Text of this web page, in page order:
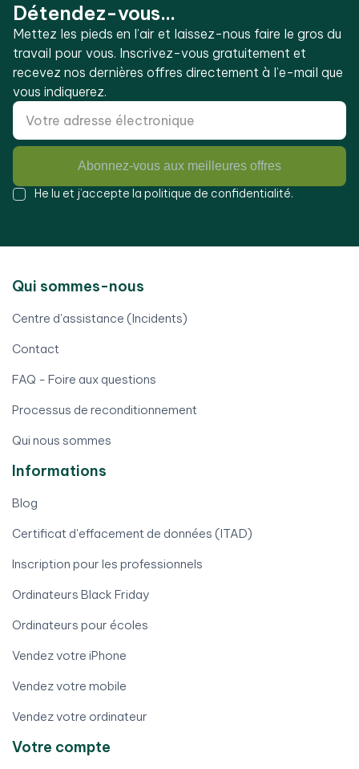
Détendez-vous...
Mettez les pieds en l’air et laissez-nous faire le gros du
travail pour vous. Inscrivez-vous gratuitement et
recevez nos dernières offres directement à l’e-mail que
vous indiquerez.
Abonnez-vous aux meilleures offres
He lu et j’accepte la politique de confidentialité.
Qui sommes-nous
Centre d'assistance (Incidents)
Contact
FAQ - Foire aux questions
Processus de reconditionnement
Qui nous sommes
Informations
Blog
Certificat d'effacement de données (ITAD)
Inscription pour les professionnels
Ordinateurs Black Friday
Ordinateurs pour écoles
Vendez votre iPhone
Vendez votre mobile
Vendez votre ordinateur
Votre compte